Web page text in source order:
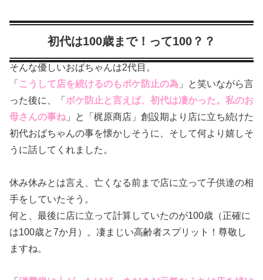
初代は100歳まで！って100？？
そんな優しいおばちゃんは2代目。
「 こうして店を続けるのもボケ防止の為 」と笑いながら言
った後に、「 ボケ防止と言えば、初代は凄かった。私のお
母さんの事ね 」と「梶原商店」創設期より店に立ち続けた
初代おばちゃんの事を懐かしそうに、そして何より嬉しそ
うに話してくれました。
休み休みとは言え、亡くなる前まで店に立って子供達の相
手をしていたそう。
何と、最後に店に立って計算していたのが100歳（正確に
は100歳と7か月）。凄まじい高齢者スプリット！尊敬し
ますね。